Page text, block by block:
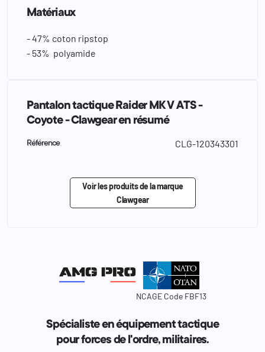
Matériaux
- 47% coton ripstop
- 53% polyamide
Pantalon tactique Raider MK V ATS -
Coyote - Clawgear en résumé
Référence CLG-120343301
Voir les produits de la marque
Clawgear
NCAGE Code FBF13
Spécialiste en équipement tactique
pour forces de l'ordre, militaires.